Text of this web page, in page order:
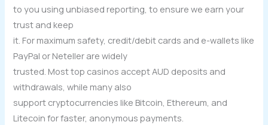
to you using unbiased reporting, to ensure we earn your
trust and keep
it. For maximum safety, credit/debit cards and e-wallets like
PayPal or Neteller are widely
trusted. Most top casinos accept AUD deposits and
withdrawals, while many also
support cryptocurrencies like Bitcoin, Ethereum, and
Litecoin for faster, anonymous payments.